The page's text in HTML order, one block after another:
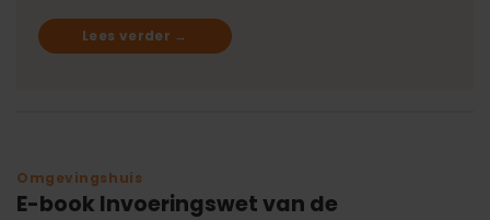
Lees verder →
Omgevingshuis
E-book Invoeringswet van de